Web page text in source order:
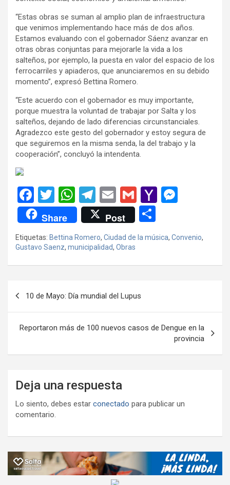
“Estas obras se suman al amplio plan de infraestructura
que venimos implementando hace más de dos años.
Estamos evaluando con el gobernador Sáenz avanzar en
otras obras conjuntas para mejorarle la vida a los
salteños, por ejemplo, la puesta en valor del espacio de los
ferrocarriles y apiaderos, que anunciaremos en su debido
momento”, expresó Bettina Romero.
“Este acuerdo con el gobernador es muy importante,
porque muestra la voluntad de trabajar por Salta y los
salteños, dejando de lado diferencias circunstanciales.
Agradezco este gesto del gobernador y estoy segura de
que seguiremos en la misma senda, la del trabajo y la
cooperación”, concluyó la intendenta.
F
a
ce
b
o
k
T
wi
tt
er
W
h
at
s
A
p
T
el
e
gr
a
E
m
ail
G
m
ail
Y
o
o
n
g
Share Post
o
m
p
Etiquetas: Bettina Romero, Ciudad de la música, Convenio,
Gustavo Saenz, municipalidad, Obras
entradas
10 de Mayo: Día mundial del Lupus
Reportaron más de 100 nuevos casos de Dengue en la
provincia
Deja una respuesta
Lo siento, debes estar conectado para publicar un
comentario.